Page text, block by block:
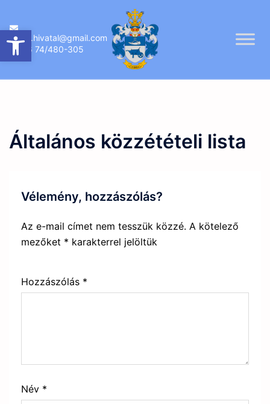
Eszköztár megnyitása
content
ujireg.hivatal@gmail.com
06 74/480-305
Általános közzétételi lista
Vélemény, hozzászólás?
Az e-mail címet nem tesszük közzé. A kötelező
mezőket * karakterrel jelöltük
Hozzászólás *
Név *